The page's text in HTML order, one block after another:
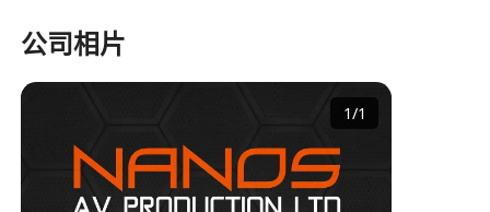
公司相片
1/1